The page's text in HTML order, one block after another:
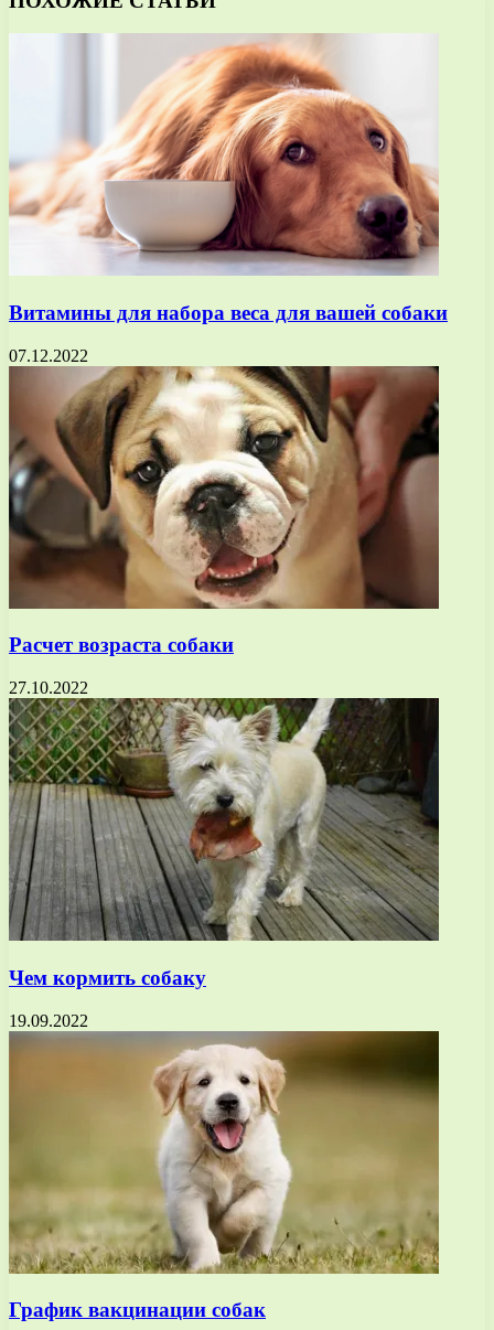
Витамины для набора веса для вашей собаки
07.12.2022
Расчет возраста собаки
27.10.2022
Чем кормить собаку
19.09.2022
График вакцинации собак